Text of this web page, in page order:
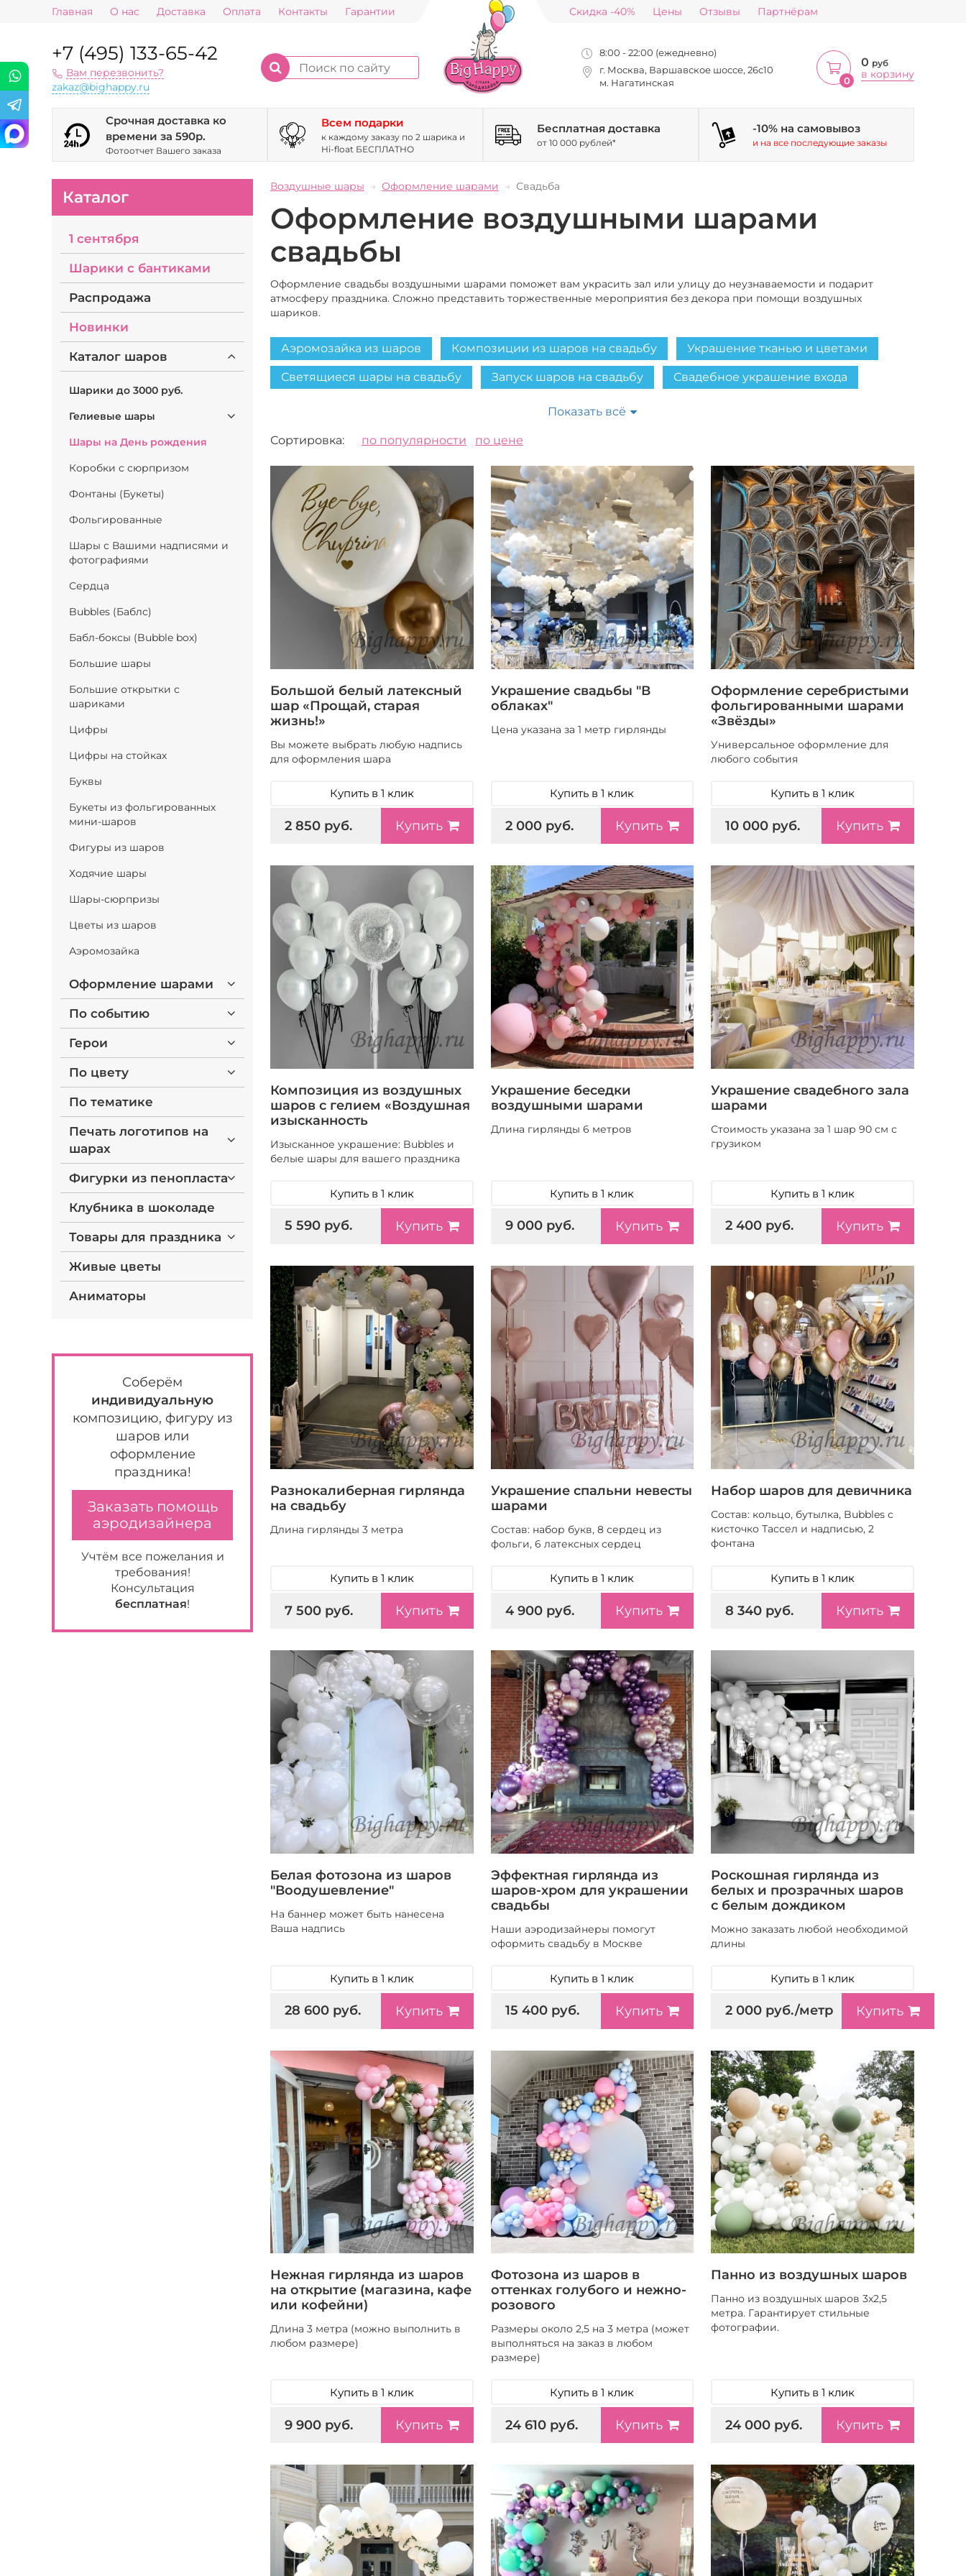
Главная О нас Доставка Оплата Контакты Гарантии Скидка -40% Цены Отзывы Партнёрам
+7 (495) 133-65-42
Вам перезвонить?
zakaz@bighappy.ru
8:00 - 22:00 (ежедневно)
г. Москва, Варшавское шоссе, 26с10
м. Нагатинская
0
0 руб
в корзину
Срочная доставка ко
времени за 590р.
Фотоотчет Вашего заказа
Всем подарки
к каждому заказу по 2 шарика и
Hi-float БЕСПЛАТНО
Бесплатная доставка
от 10 000 рублей*
-10% на самовывоз
и на все последующие заказы
Каталог
1 сентября
Шарики с бантиками
Распродажа
Новинки
Каталог шаров
Шарики до 3000 руб.
Гелиевые шары
Шары на День рождения
Коробки с сюрпризом
Фонтаны (Букеты)
Фольгированные
Шары с Вашими надписями и
фотографиями
Сердца
Bubbles (Баблс)
Бабл-боксы (Bubble box)
Большие шары
Большие открытки с
шариками
Цифры
Цифры на стойках
Буквы
Букеты из фольгированных
мини-шаров
Фигуры из шаров
Ходячие шары
Шары-сюрпризы
Цветы из шаров
Аэромозайка
Оформление шарами
По событию
Герои
По цвету
По тематике
Печать логотипов на
шарах
Фигурки из пенопласта
Клубника в шоколаде
Товары для праздника
Живые цветы
Аниматоры
Соберём
индивидуальную
композицию, фигуру из
шаров или
оформление
праздника!
Заказать помощь
аэродизайнера
Учтём все пожелания и
требования!
Консультация
бесплатная!
Воздушные шары Оформление шарами Свадьба
Оформление воздушными шарами
свадьбы
Оформление свадьбы воздушными шарами поможет вам украсить зал или улицу до неузнаваемости и подарит
атмосферу праздника. Сложно представить торжественные мероприятия без декора при помощи воздушных
шариков.
Аэромозайка из шаров Композиции из шаров на свадьбу Украшение тканью и цветами
Светящиеся шары на свадьбу Запуск шаров на свадьбу Свадебное украшение входа
Показать всё
Сортировка: по популярности по цене
Большой белый латексный
шар «Прощай, старая
жизнь!»
Вы можете выбрать любую надпись
для оформления шара
Купить в 1 клик
2 850 руб. Купить
Украшение свадьбы "В
облаках"
Цена указана за 1 метр гирлянды
Купить в 1 клик
2 000 руб. Купить
Оформление серебристыми
фольгированными шарами
«Звёзды»
Универсальное оформление для
любого события
Купить в 1 клик
10 000 руб. Купить
Композиция из воздушных
шаров с гелием «Воздушная
изысканность
Изысканное украшение: Bubbles и
белые шары для вашего праздника
Купить в 1 клик
5 590 руб. Купить
Украшение беседки
воздушными шарами
Длина гирлянды 6 метров
Купить в 1 клик
9 000 руб. Купить
Украшение свадебного зала
шарами
Стоимость указана за 1 шар 90 см с
грузиком
Купить в 1 клик
2 400 руб. Купить
Разнокалиберная гирлянда
на свадьбу
Длина гирлянды 3 метра
Купить в 1 клик
7 500 руб. Купить
Украшение спальни невесты
шарами
Состав: набор букв, 8 сердец из
фольги, 6 латексных сердец
Купить в 1 клик
4 900 руб. Купить
Набор шаров для девичника
Состав: кольцо, бутылка, Bubbles с
кисточко Тассел и надписью, 2
фонтана
Купить в 1 клик
8 340 руб. Купить
Белая фотозона из шаров
"Воодушевление"
На баннер может быть нанесена
Ваша надпись
Купить в 1 клик
28 600 руб. Купить
Эффектная гирлянда из
шаров-хром для украшении
свадьбы
Наши аэродизайнеры помогут
оформить свадьбу в Москве
Купить в 1 клик
15 400 руб. Купить
Роскошная гирлянда из
белых и прозрачных шаров
с белым дождиком
Можно заказать любой необходимой
длины
Купить в 1 клик
2 000 руб./метр Купить
Нежная гирлянда из шаров
на открытие (магазина, кафе
или кофейни)
Длина 3 метра (можно выполнить в
любом размере)
Купить в 1 клик
9 900 руб. Купить
Фотозона из шаров в
оттенках голубого и нежно-
розового
Размеры около 2,5 на 3 метра (может
выполняться на заказ в любом
размере)
Купить в 1 клик
24 610 руб. Купить
Панно из воздушных шаров
Панно из воздушных шаров 3х2,5
метра. Гарантирует стильные
фотографии.
Купить в 1 клик
24 000 руб. Купить